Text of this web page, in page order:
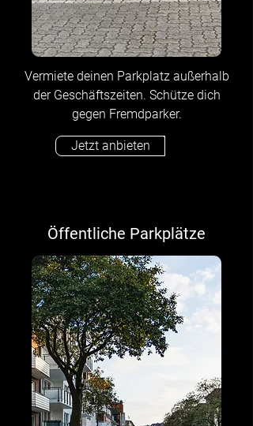
Vermiete deinen Parkplatz außerhalb
der Geschäftszeiten. Schütze dich
gegen Fremdparker.
Jetzt anbieten
Öffentliche Parkplätze